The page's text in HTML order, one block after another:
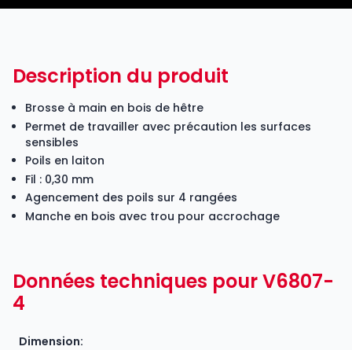
Description du produit
Brosse à main en bois de hêtre
Permet de travailler avec précaution les surfaces
sensibles
Poils en laiton
Fil : 0,30 mm
Agencement des poils sur 4 rangées
Manche en bois avec trou pour accrochage
Données techniques pour V6807-
4
Dimension: